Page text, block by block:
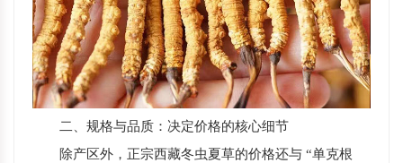
二、规格与品质：决定价格的核心细节
除产区外，正宗西藏冬虫夏草的价格还与 “单克根